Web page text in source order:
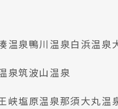
温泉鴨川温泉白浜温泉
泉筑波山温泉
峡塩原温泉那須大丸温